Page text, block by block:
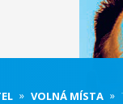
VOLNÁ MÍSTA